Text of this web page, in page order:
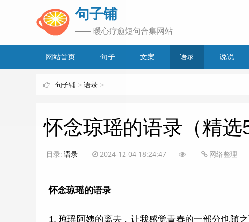
句子铺
—— 暖心疗愈短句合集网站
网站首页 句子 文案 语录 说说
句子铺 > 语录 >
怀念琼瑶的语录（精选
目录: 语录 2024-12-04 18:24:47 网络整理
怀念琼瑶的语录
1. 琼瑶阿姨的离去，让我感觉青春的一部分也随